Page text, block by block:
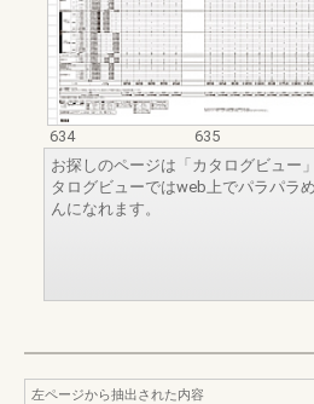
634
635
お探しのページは「カタログビュー
タログビューではweb上でパラパラ
んになれます。
左ページから抽出された内容